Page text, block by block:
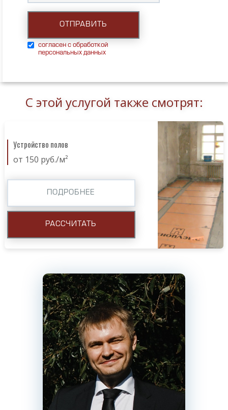
согласен с обработкой
персональных данных
С этой услугой также смотрят:
Устройство полов
от 150 руб./м²
ПОДРОБНЕЕ
РАССЧИТАТЬ